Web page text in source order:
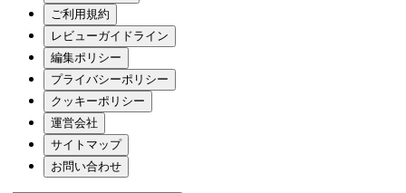
ご利用規約
レビューガイドライン
編集ポリシー
プライバシーポリシー
クッキーポリシー
運営会社
サイトマップ
お問い合わせ